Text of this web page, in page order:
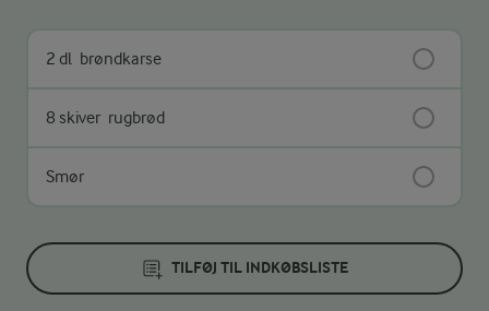
2 dl brøndkarse
8 skiver rugbrød
Smør
TILFØJ TIL INDKØBSLISTE